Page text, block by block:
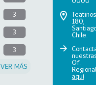
3
3
3
VER MÁS
Teatinos
180,
Chile.
Of.
aquí